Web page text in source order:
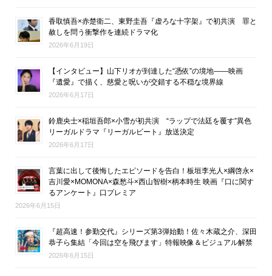
香取慎吾×赤楚衛二、東野圭吾『虚ろな十字架』で初共演 罪と
赦しを問う衝撃作を連続ドラマ化
2026年6月19日
【インタビュー】山下リオが到達した“憑依”の境地――映画
『遺愛』で描く、慈愛と呪いが交錯する不穏な境界線
2026年6月17日
鈴鹿央士×稲垣吾郎×小雪が初共演 “ラップで法廷を覆す”異色
リーガルドラマ『リーガルビート』放送決定
2026年6月17日
言葉に出して後悔したエピソードを告白！板垣李光人×綱啓永×
吉川愛×MOMONA×森愁斗×西山智樹×柄本時生 映画『口に関す
るアンケート』口プレミア
2026年6月15日
『超高速！参勤交代』シリーズ第3弾始動！佐々木蔵之介、深田
恭子ら集結「今回は空を飛びます」特報映像＆ビジュアル解禁
2026年6月15日